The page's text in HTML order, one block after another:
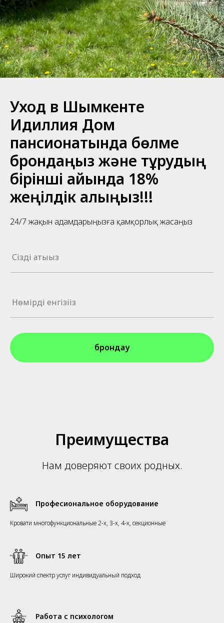
Уход в Шымкенте
Идиллия Дом
пансионатында бөлме
брондаңыз және тұрудың
бірінші айында 18%
жеңілдік алыңыз!!!
24/7 жақын адамдарыңызға қамқорлық жасаңыз
брондау
Преимущества
Нам доверяют своих родных.
Професиональное оборудование
Кровати многофункциональные 2-х, 3-х, 4-х, секционные
Опыт 15 лет
Широкий спектр услуг индивидуальный подход
Работа с психологом